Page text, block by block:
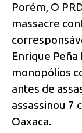
Porém, O
massacre
Enrique
monopólios
antes de
assassinou 7
Oaxaca.